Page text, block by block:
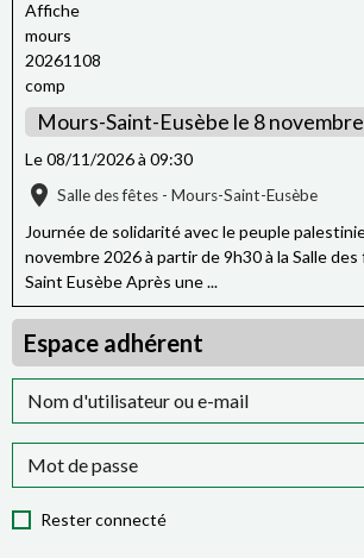
Mours-Saint-Eusèbe le 8
Le 08/11/2026à 09:30
Salle des fêtes - Mours-Saint-Eusèbe
Journée de solidarité avec le peuple
novembre 2026 à partir de 9h30 à la Salle
Saint Eusèbe Après une ...
Espace adhérent
Rester connecté